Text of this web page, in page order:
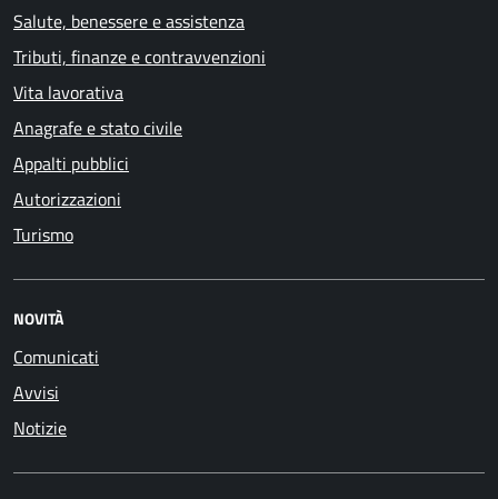
Salute, benessere e assistenza
Tributi, finanze e contravvenzioni
Vita lavorativa
Anagrafe e stato civile
Appalti pubblici
Autorizzazioni
Turismo
NOVITÀ
Comunicati
Avvisi
Notizie